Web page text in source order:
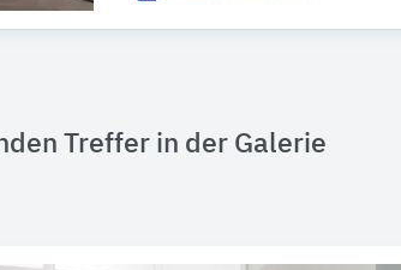
Treffer in der Galerie